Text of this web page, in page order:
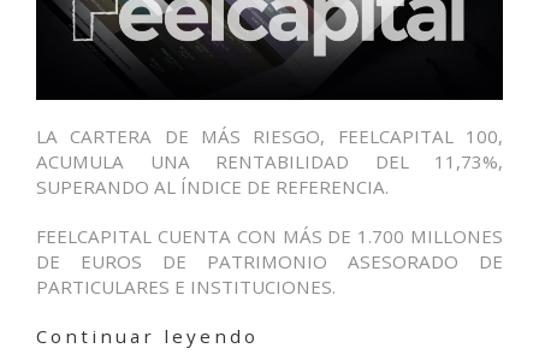
LA CARTERA DE MÁS RIESGO, FEELCAPITAL 100,
ACUMULA UNA RENTABILIDAD DEL 11,73%,
SUPERANDO AL ÍNDICE DE REFERENCIA.
FEELCAPITAL CUENTA CON MÁS DE 1.700 MILLONES
DE EUROS DE PATRIMONIO ASESORADO DE
PARTICULARES E INSTITUCIONES.
Continuar leyendo